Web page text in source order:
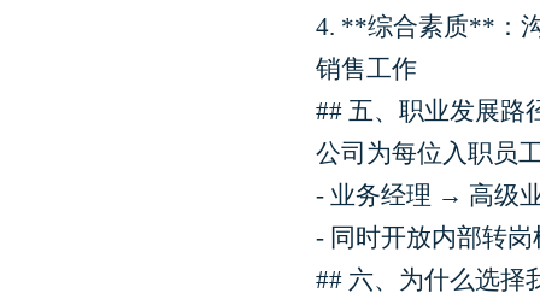
4. **综合素质**：
销售工作
## 五、职业发展路
公司为每位入职员
- 业务经理 → 高级
- 同时开放内部转
## 六、为什么选择